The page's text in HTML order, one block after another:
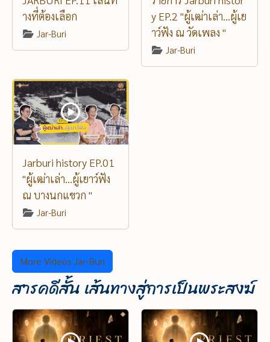
างที่ต้องเลือก
Jar-Buri
y EP.2 "ผู้เฒ่าเล่า...ผู้เย
าว์ฟัง ณ วัดเพลง "
Jar-Buri
Jarburi history EP.01
"ผู้เฒ่าเล่า...ผู้เยาว์ฟัง
ณ บางนกแขวก "
Jar-Buri
More Videos Jar-Buri
สารคดีสั้น เส้นทางสู่การเป็นพระสงฆ์